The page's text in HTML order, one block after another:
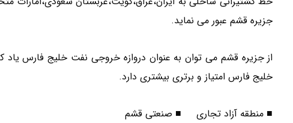
جزیره قشم عبور می نماید.
از جزیره قشم می توان به عنوان دروازه خروجی نفت خلیج فارس
خلیج فارس امتیاز و برتری بیشتری دارد.
■ منطقه آزاد تجاری ■ صنعتی قشم